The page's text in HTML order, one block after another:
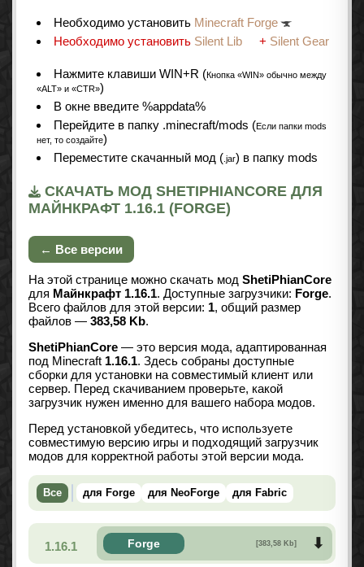
Необходимо установить Minecraft Forge
Необходимо установить Silent Lib + Silent Gear
Нажмите клавиши WIN+R (Кнопка «WIN» обычно между
«ALT» и «CTR»)
В окне введите %appdata%
Перейдите в папку .minecraft/mods (Если папки mods
нет, то создайте)
Переместите скачанный мод ( .jar) в папку mods
СКАЧАТЬ МОД SHETIPHIANCORE ДЛЯ
МАЙНКРАФТ 1.16.1 (FORGE)
← Все версии
На этой странице можно скачать мод ShetiPhianCore
для Майнкрафт 1.16.1. Доступные загрузчики: Forge.
Всего файлов для этой версии: 1, общий размер
файлов — 383,58 Kb.
ShetiPhianCore — это версия мода, адаптированная
под Minecraft 1.16.1. Здесь собраны доступные
сборки для установки на совместимый клиент или
сервер. Перед скачиванием проверьте, какой
загрузчик нужен именно для вашего набора модов.
Перед установкой убедитесь, что используете
совместимую версию игры и подходящий загрузчик
модов для корректной работы этой версии мода.
Все для Forge для NeoForge для Fabric
1.16.1 Forge [383,58 Kb]